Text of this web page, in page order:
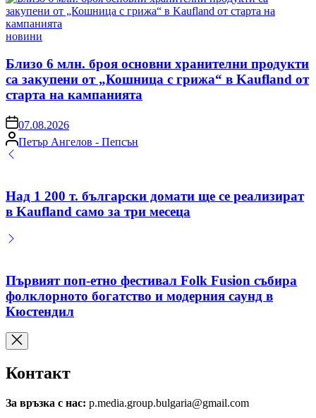
Posted
новини
Близо 6 млн. броя основни хранителни продукти
са закупени от „Кошница с грижа“ в Kaufland от
старта на кампанията
on07.08.2026
Posted
by
Петър Ангелов - Пепсън
Над 1 200 т. български домати ще се реализират
в Kaufland само за три месеца
Първият поп-етно фестивал Folk Fusion събира
фолклорното богатство и модерния саунд в
Кюстендил
Контакт
За връзка с нас: p.media.group.bulgaria@gmail.com